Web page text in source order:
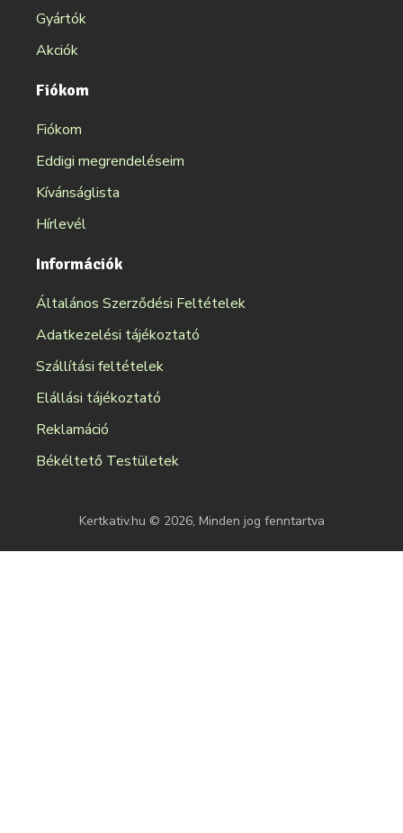
Gyártók
Akciók
Fiókom
Fiókom
Eddigi megrendeléseim
Kívánságlista
Hírlevél
Információk
Általános Szerződési Feltételek
Adatkezelési tájékoztató
Szállítási feltételek
Elállási tájékoztató
Reklamáció
Békéltető Testületek
Kertkativ.hu © 2026, Minden jog fenntartva